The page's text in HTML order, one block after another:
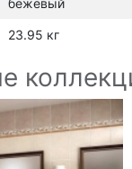
бежевый
23.95 кг